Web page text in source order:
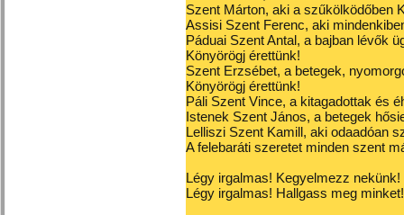
Szent Márton, aki a szűkölködőben
Assisi Szent Ferenc, aki
Páduai Szent Antal, a bajban lévők
Könyörögj érettünk!
Szent Erzsébet, a betegek,
Könyörögj érettünk!
Páli Szent Vince, a kitagadottak és
Istenek Szent János, a betegek
Lelliszi Szent Kamill, aki odaadóan
A felebaráti szeretet minden szent
Légy irgalmas! Kegyelmezz nekünk!
Légy irgalmas! Hallgass meg minket!